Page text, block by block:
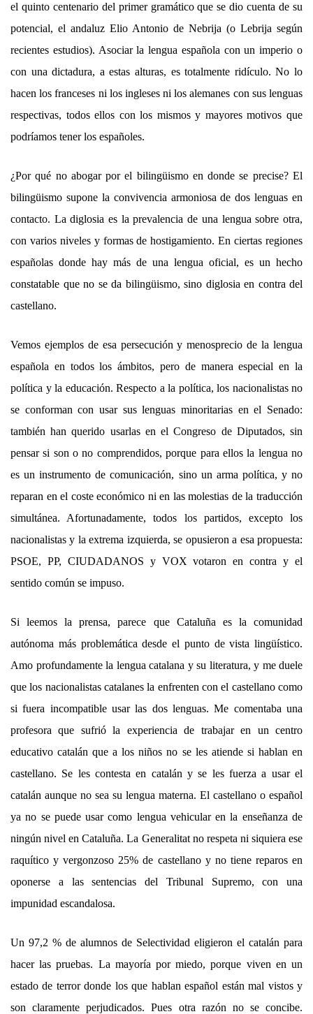
el quinto centenario del primer gramático que se dio cuenta de su
potencial, el andaluz Elio Antonio de Nebrija (o Lebrija según
recientes estudios). Asociar la lengua española con un imperio o
con una dictadura, a estas alturas, es totalmente ridículo. No lo
hacen los franceses ni los ingleses ni los alemanes con sus lenguas
respectivas, todos ellos con los mismos y mayores motivos que
podríamos tener los españoles.
¿Por qué no abogar por el bilingüismo en donde se precise? El
bilingüismo supone la convivencia armoniosa de dos lenguas en
contacto. La diglosia es la prevalencia de una lengua sobre otra,
con varios niveles y formas de hostigamiento. En ciertas regiones
españolas donde hay más de una lengua oficial, es un hecho
constatable que no se da bilingüismo, sino diglosia en contra del
castellano.
Vemos ejemplos de esa persecución y menosprecio de la lengua
española en todos los ámbitos, pero de manera especial en la
política y la educación. Respecto a la política, los nacionalistas no
se conforman con usar sus lenguas minoritarias en el Senado:
también han querido usarlas en el Congreso de Diputados, sin
pensar si son o no comprendidos, porque para ellos la lengua no
es un instrumento de comunicación, sino un arma política, y no
reparan en el coste económico ni en las molestias de la traducción
simultánea. Afortunadamente, todos los partidos, excepto los
nacionalistas y la extrema izquierda, se opusieron a esa propuesta:
PSOE, PP, CIUDADANOS y VOX votaron en contra y el
sentido común se impuso.
Si leemos la prensa, parece que Cataluña es la comunidad
autónoma más problemática desde el punto de vista lingüístico.
Amo profundamente la lengua catalana y su literatura, y me duele
que los nacionalistas catalanes la enfrenten con el castellano como
si fuera incompatible usar las dos lenguas. Me comentaba una
profesora que sufrió la experiencia de trabajar en un centro
educativo catalán que a los niños no se les atiende si hablan en
castellano. Se les contesta en catalán y se les fuerza a usar el
catalán aunque no sea su lengua materna. El castellano o español
ya no se puede usar como lengua vehicular en la enseñanza de
ningún nivel en Cataluña. La Generalitat no respeta ni siquiera ese
raquítico y vergonzoso 25% de castellano y no tiene reparos en
oponerse a las sentencias del Tribunal Supremo, con una
impunidad escandalosa.
Un 97,2 % de alumnos de Selectividad eligieron el catalán para
hacer las pruebas. La mayoría por miedo, porque viven en un
estado de terror donde los que hablan español están mal vistos y
son claramente perjudicados. Pues otra razón no se concibe.